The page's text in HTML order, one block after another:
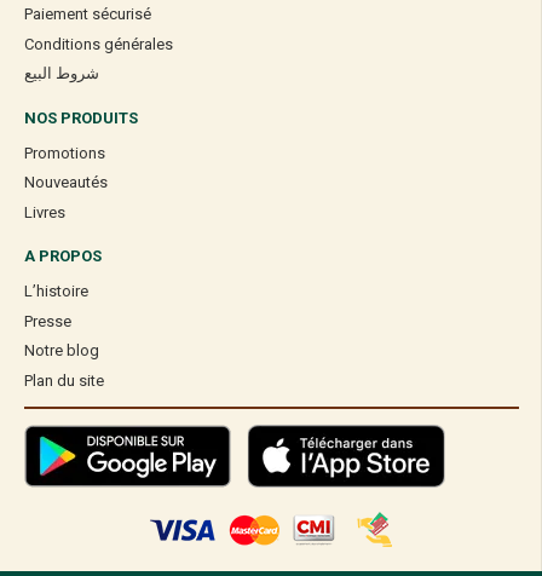
Paiement sécurisé
Conditions générales
شروط البيع
NOS PRODUITS
Promotions
Nouveautés
Livres
A PROPOS
L’histoire
Presse
Notre blog
Plan du site